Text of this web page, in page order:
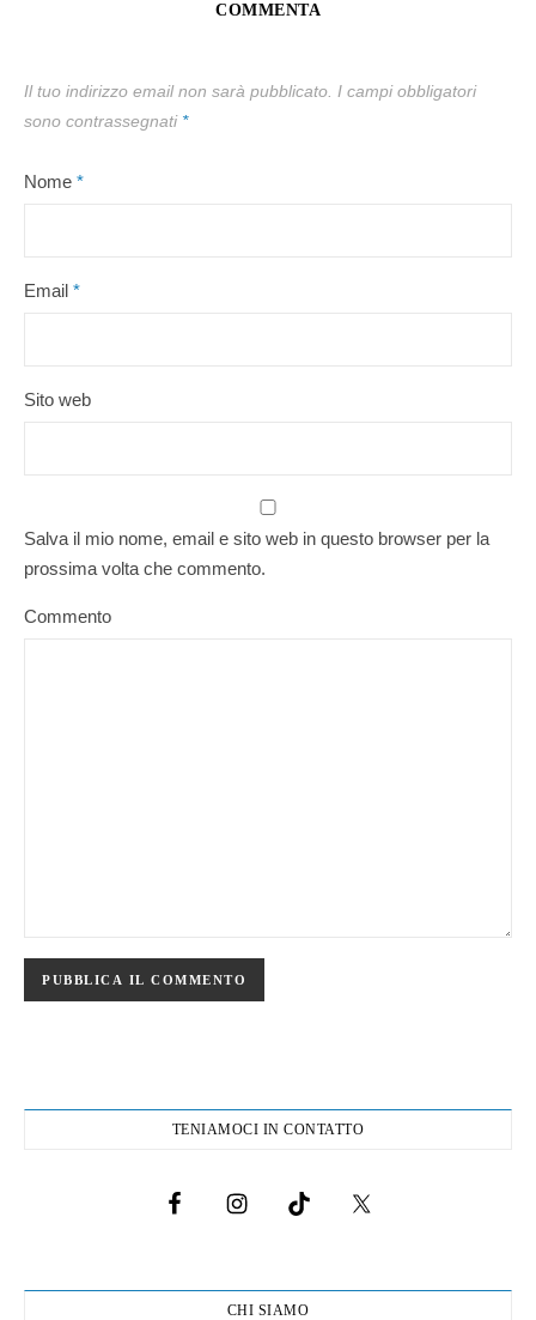
COMMENTA
Il tuo indirizzo email non sarà pubblicato. I campi obbligatori
sono contrassegnati *
Nome *
Email *
Sito web
Salva il mio nome, email e sito web in questo browser per la
prossima volta che commento.
Commento
TENIAMOCI IN CONTATTO
CHI SIAMO